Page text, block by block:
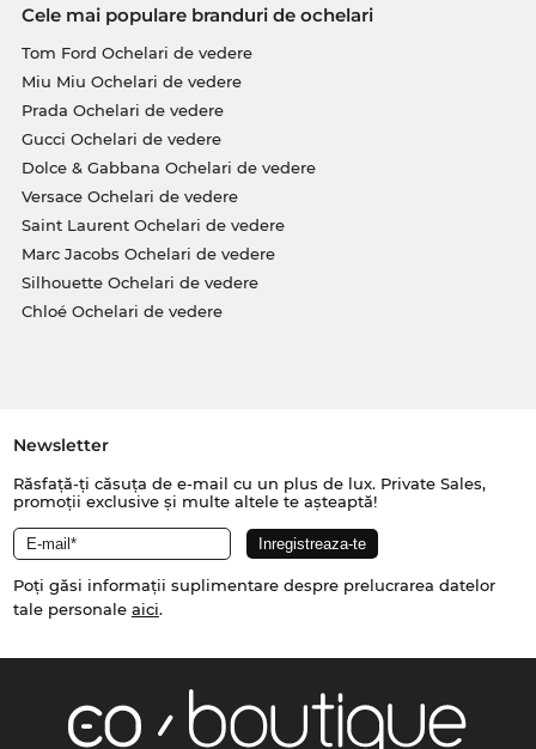
Cele mai populare branduri de ochelari
Tom Ford Ochelari de vedere
Miu Miu Ochelari de vedere
Prada Ochelari de vedere
Gucci Ochelari de vedere
Dolce & Gabbana Ochelari de vedere
Versace Ochelari de vedere
Saint Laurent Ochelari de vedere
Marc Jacobs Ochelari de vedere
Silhouette Ochelari de vedere
Chloé Ochelari de vedere
Newsletter
Răsfață-ți căsuța de e-mail cu un plus de lux. Private Sales,
promoții exclusive și multe altele te așteaptă!
Poți găsi informații suplimentare despre prelucrarea datelor
tale personale aici.